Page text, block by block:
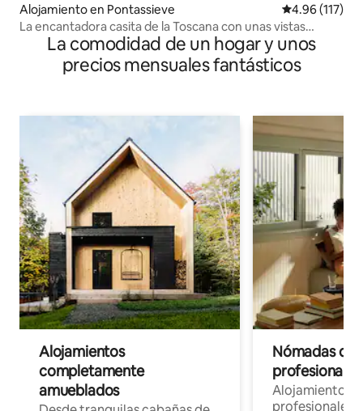
Alojamiento en Pontassieve Calificación
4.96 (117)
La encantadora casita de la Toscana con unas vistas
impresionantes
La comodidad de un hogar y unos
precios mensuales fantásticos
Alojamientos
completamente
amueblados
Nómadas
Alojamientos
profesionales